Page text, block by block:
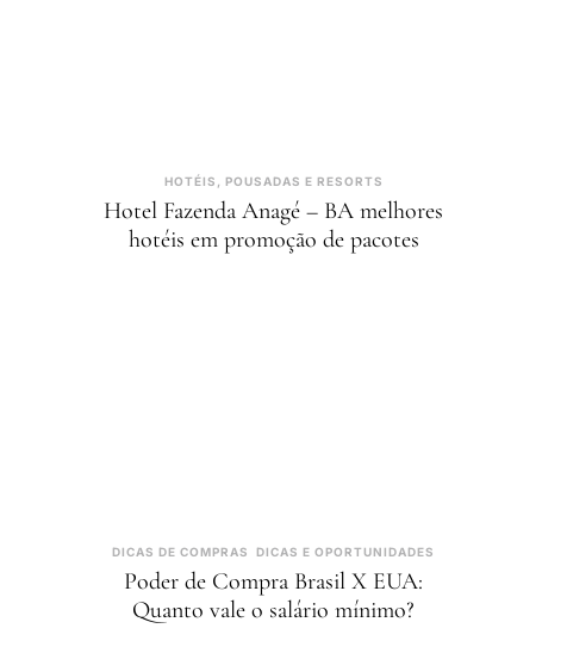
HOTÉIS, POUSADAS E RESORTS
Hotel Fazenda Anagé – BA melhores
hotéis em promoção de pacotes
DICAS DE COMPRAS DICAS E OPORTUNIDADES
Poder de Compra Brasil X EUA:
Quanto vale o salário mínimo?